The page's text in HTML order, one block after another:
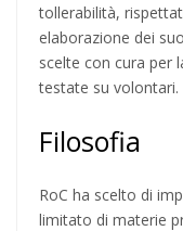
tollerabilità,
elaborazione dei
scelte con cura per
testate su volontari.
Filosofia
RoC ha scelto di
limitato di materie